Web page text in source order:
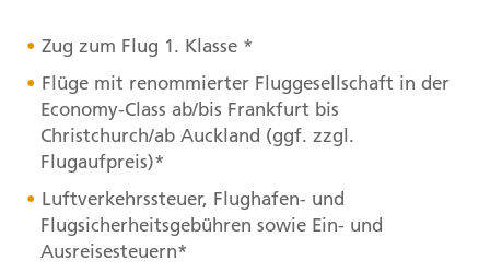
Zug zum Flug 1. Klasse *
Flüge mit renommierter Fluggesellschaft in der
Economy-Class ab/bis Frankfurt bis
Christchurch/ab Auckland (ggf. zzgl.
Flugaufpreis)*
Luftverkehrssteuer, Flughafen- und
Flugsicherheitsgebühren sowie Ein- und
Ausreisesteuern*